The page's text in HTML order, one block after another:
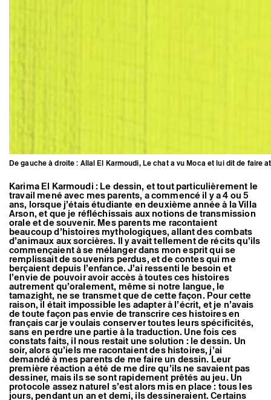
De gauche à droite : Allal El Karmoudi, Le chat a vu Moca et lui dit de faire
Karima El Karmoudi : Le dessin, et tout particulièrement le
travail mené avec mes parents, a commencé il y a 4 ou 5
ans, lorsque j’étais étudiante en deuxième année à la Villa
Arson, et que je réfléchissais aux notions de transmission
orale et de souvenir. Mes parents me racontaient
beaucoup d’histoires mythologiques, allant des combats
d’animaux aux sorcières. Il y avait tellement de récits qu’ils
commençaient à se mélanger dans mon esprit qui se
remplissait de souvenirs perdus, et de contes qui me
berçaient depuis l’enfance. J’ai ressenti le besoin et
l’envie de pouvoir avoir accès à toutes ces histoires
autrement qu’oralement, même si notre langue, le
tamazight, ne se transmet que de cette façon. Pour cette
raison, il était impossible les adapter à l’écrit, et je n’avais
de toute façon pas envie de transcrire ces histoires en
français car je voulais conserver toutes leurs spécificités,
sans en perdre une partie à la traduction. Une fois ces
constats faits, il nous restait une solution : le dessin. Un
soir, alors qu’iels me racontaient des histoires, j’ai
demandé à mes parents de me faire un dessin. Leur
première réaction a été de me dire qu’ils ne savaient pas
dessiner, mais ils se sont rapidement prêtés au jeu. Un
protocole assez naturel s’est alors mis en place : tous les
jours, pendant un an et demi, ils dessineraient. Certains